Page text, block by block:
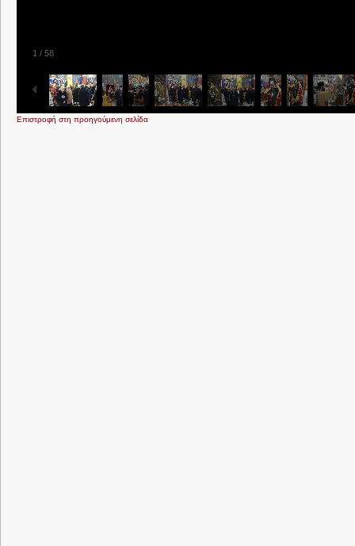
1 / 58
Επιστροφή στη προηγούμενη σελίδα